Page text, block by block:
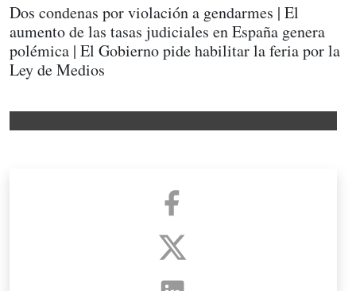
Dos condenas por violación a gendarmes | El
aumento de las tasas judiciales en España genera
polémica | El Gobierno pide habilitar la feria por la
Ley de Medios